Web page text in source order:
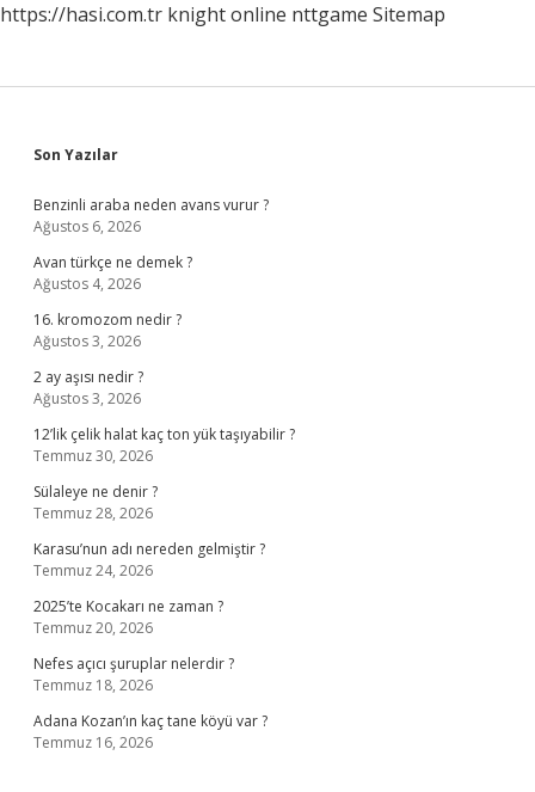
https://hasi.com.tr knight online nttgame Sitemap
Sidebar
Son Yazılar
Benzinli araba neden avans vurur ?
Ağustos 6, 2026
Avan türkçe ne demek ?
Ağustos 4, 2026
16. kromozom nedir ?
Ağustos 3, 2026
2 ay aşısı nedir ?
Ağustos 3, 2026
12’lik çelik halat kaç ton yük taşıyabilir ?
Temmuz 30, 2026
Sülaleye ne denir ?
Temmuz 28, 2026
Karasu’nun adı nereden gelmiştir ?
Temmuz 24, 2026
2025’te Kocakarı ne zaman ?
Temmuz 20, 2026
Nefes açıcı şuruplar nelerdir ?
Temmuz 18, 2026
Adana Kozan’ın kaç tane köyü var ?
Temmuz 16, 2026